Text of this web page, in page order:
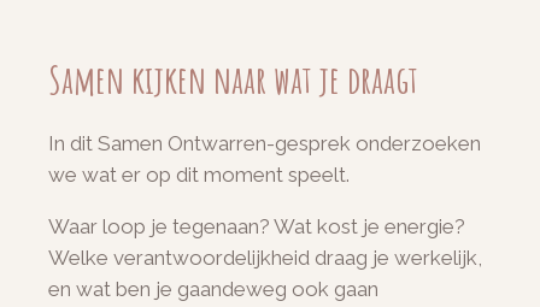
Samen kijken naar wat je draagt
In dit Samen Ontwarren-gesprek onderzoeken
we wat er op dit moment speelt.
Waar loop je tegenaan? Wat kost je energie?
Welke verantwoordelijkheid draag je werkelijk,
en wat ben je gaandeweg ook gaan